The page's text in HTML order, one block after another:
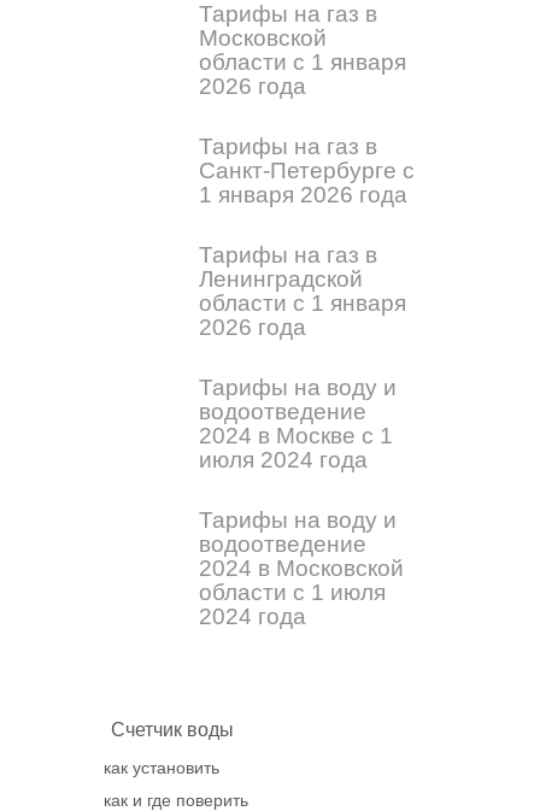
Тарифы на газ в
Московской
области с 1 января
2026 года
Тарифы на газ в
Санкт-Петербурге с
1 января 2026 года
Тарифы на газ в
Ленинградской
области с 1 января
2026 года
Тарифы на воду и
водоотведение
2024 в Москве с 1
июля 2024 года
Тарифы на воду и
водоотведение
2024 в Московской
области с 1 июля
2024 года
Счетчик воды
как установить
как и где поверить